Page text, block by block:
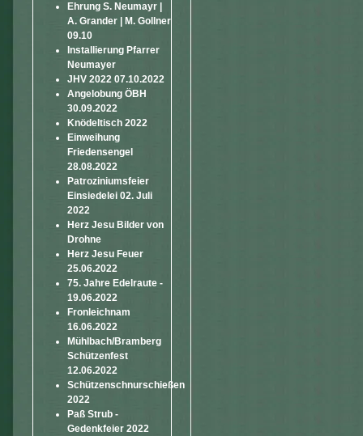
Ehrung S. Neumayr |
A. Grander | M. Gollner
09.10
Installierung Pfarrer
Neumayer
JHV 2022 07.10.2022
Angelobung ÖBH
30.09.2022
Knödeltisch 2022
Einweihung
Friedensengel
28.08.2022
Patroziniumsfeier
Einsiedelei 02. Juli
2022
Herz Jesu Bilder von
Drohne
Herz Jesu Feuer
25.06.2022
75. Jahre Edelraute -
19.06.2022
Fronleichnam
16.06.2022
Mühlbach/Bramberg
Schützenfest
12.06.2022
Schützenschnurschießen
2022
Paß Strub -
Gedenkfeier 2022